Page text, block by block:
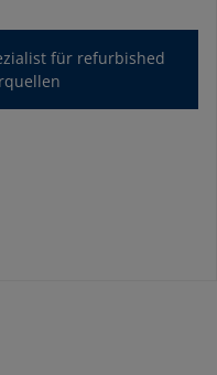
für refurbished